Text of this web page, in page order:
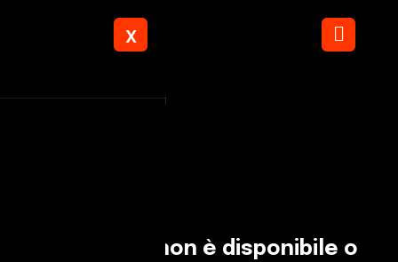
X
Torna ai risultati
L'annuncio non è disponibile o